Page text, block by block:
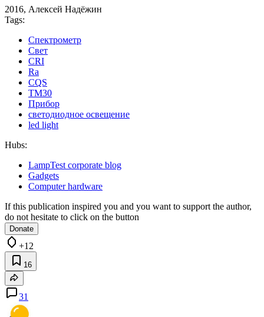
2016, Алексей Надёжин
Tags:
Спектрометр
Свет
CRI
Ra
CQS
TM30
Прибор
светодиодное освещение
led light
Hubs:
LampTest corporate blog
Gadgets
Computer hardware
If this publication inspired you and you want to support the author,
do not hesitate to click on the button
Donate
+12
16
31